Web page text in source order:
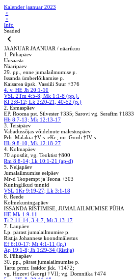
Kalender jaanuar 2023
<
>
Info
Seaded
JAANUAR JAANUAR / näärikuu
1. Pühapäev
Uusaasta
Nääripäev
29. pp., enne jumalailmumise p.
Issanda ümberlõikamise p.
Kaisarea üpsk. Vassiili Suur †376
4. v. HE Jh 20:1-10
VSL 2Tm 4:5-8; Mk 1:1-8 (pp.).
Kl 2:8-12; Lk 2:20-21, 40-52 (p.)
2. Esmaspäev
EP. Rooma pst. Silvester †335; Sarovi vg. Serafim †1833
Hb 8:7-13; Mk 12:13-17
3. Teisipäev
Vabadussõjas võidelnute mälestuspäev
Prh. Malakia †V s. eKr.; mr. Gordi †IV s.
Hb 9:8-10; Mk 12:18-27
4. Kolmapäev
70 apostlit, vg. Teoktist †800
Rm 8:8-14; Lk 10:1-21 (ap-d)
5. Neljapäev
Jumalailmumise eelpäev
Mr-d Teopempt ja Teona †303
Kuninglikud tunnid
VSL 1Kr 9:19-27; Lk 3:1-18
6. Reede
Kolmekuningapäev
ISSANDA RISTIMISE, JUMALAILMUMISE PÜHA
HE Mk 1:9-11
Tt 2:11-14, 3:4-7; Mt 3:13-17
7. Laupäev
Lp. pärast jumalailmumise p.
Ristija Johannese koondmälestus
Ef 6:10-17; Mt 4:1-11 (lp.)
Ap 19:1-8; Jh 1:29-34 (Ristija)
8. Pühapäev
30. pp., pärast jumalailmumise p.
Tartu prmr. Issidor jkk. †1472;
vg. Hozevi Georgi †VII; vg. Domniika †474